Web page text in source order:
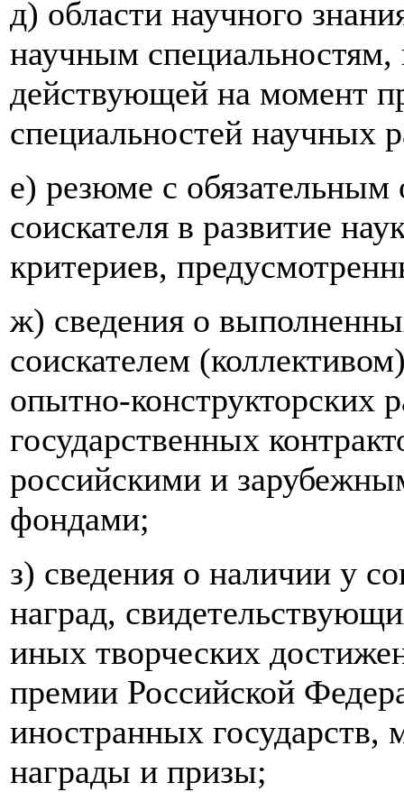
д) области научного
научным
действующей на момент
специальностей научных
е) резюме с
соискателя в развитие
критериев,
ж) сведения о
соискателем
опытно-конструкторских
государственных
российскими и
фондами;
з) сведения о наличии у
наград,
иных творческих
премии Российской
иностранных
награды и призы;